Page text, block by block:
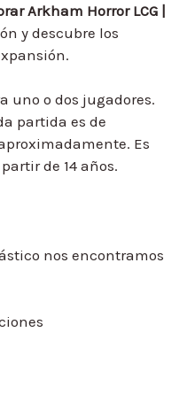
Arkham Horror LCG |
y descubre los
uno o dos jugadores.
partida es de
Es
de 14 años.
nos encontramos